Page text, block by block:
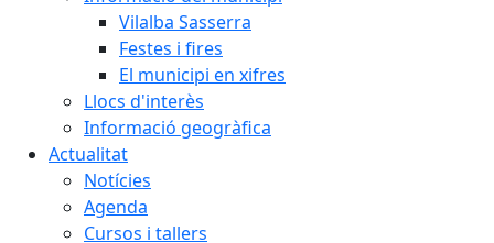
Vilalba Sasserra
Festes i fires
El municipi en xifres
Llocs d'interès
Informació geogràfica
Actualitat
Notícies
Agenda
Cursos i tallers